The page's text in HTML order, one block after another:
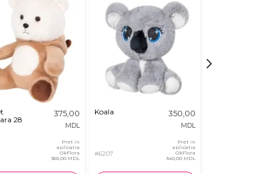
28
375,00
MDL
Pret in
aplicatia
OkFlora
365,00 MDL
Koala
#6207
350,00
MDL
Pret in
aplicatia
OkFlora
340,00 MDL